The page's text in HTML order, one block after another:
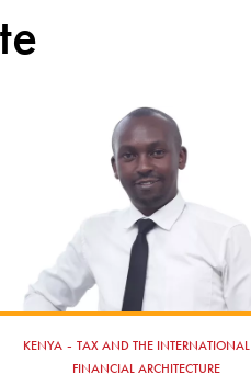
KENYA - TAX AND THE INTERNATIONAL
FINANCIAL ARCHITECTURE